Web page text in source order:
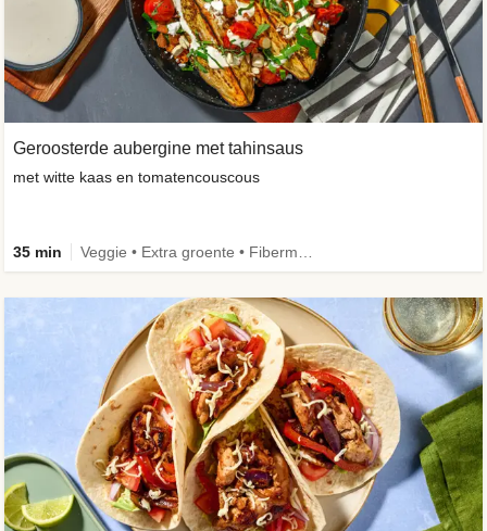
Geroosterde aubergine met tahinsaus
met witte kaas en tomatencouscous
35 min